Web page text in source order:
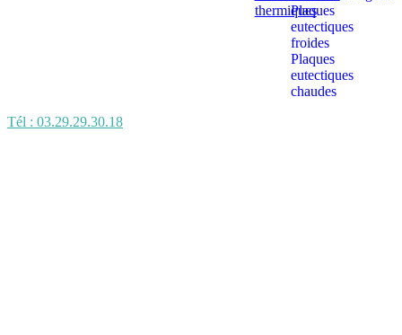
thermiques
Plaques
eutectiques
froides
Plaques
eutectiques
chaudes
Tél : 03.29.29.30.18